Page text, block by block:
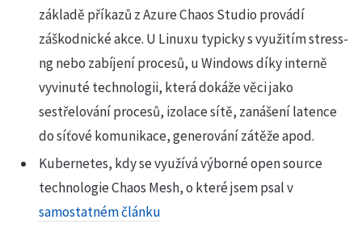
základě příkazů z Azure Chaos Studio provádí
záškodnické akce. U Linuxu typicky s využitím stress-
ng nebo zabíjení procesů, u Windows díky interně
vyvinuté technologii, která dokáže věci jako
sestřelování procesů, izolace sítě, zanášení latence
do síťové komunikace, generování zátěže apod.
Kubernetes, kdy se využívá výborné open source
technologie Chaos Mesh, o které jsem psal v
samostatném článku